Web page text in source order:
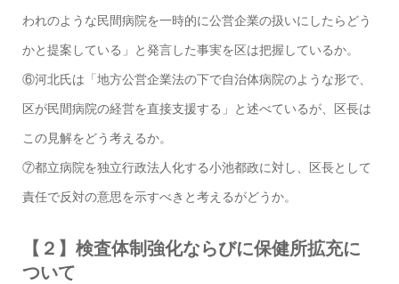
われのような民間病院を一時的に公営企業の扱いにしたらどう
かと提案している」と発言した事実を区は把握しているか。
⑥河北氏は「地方公営企業法の下で自治体病院のような形で、
区が民間病院の経営を直接支援する」と述べているが、区長は
この見解をどう考えるか。
⑦都立病院を独立行政法人化する小池都政に対し、区長として
責任で反対の意思を示すべきと考えるがどうか。
【２】検査体制強化ならびに保健所拡充に
ついて